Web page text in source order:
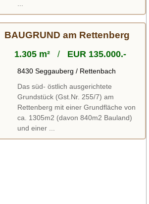
BAUGRUND am Rettenberg
1.305 m²/ EUR 135.000.-
8430 Seggauberg / Rettenbach
Das süd- östlich ausgerichtete
Grundstück (Gst.Nr. 255/7) am
Rettenberg mit einer Grundfläche von
ca. 1305m2 (davon 840m2 Bauland)
und einer ...